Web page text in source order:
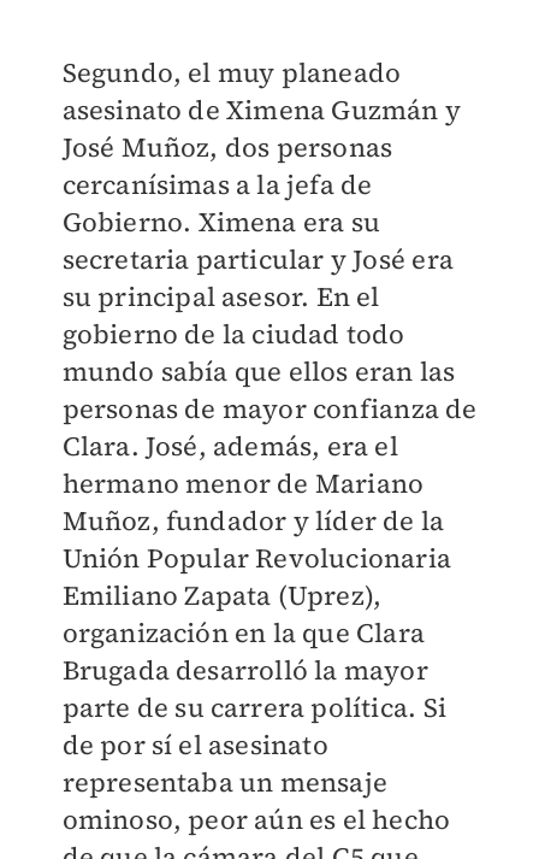
Segundo, el muy planeado
asesinato de Ximena Guzmán y
José Muñoz, dos personas
cercanísimas a la jefa de
Gobierno. Ximena era su
secretaria particular y José era
su principal asesor. En el
gobierno de la ciudad todo
mundo sabía que ellos eran las
personas de mayor confianza de
Clara. José, además, era el
hermano menor de Mariano
Muñoz, fundador y líder de la
Unión Popular Revolucionaria
Emiliano Zapata (Uprez),
organización en la que Clara
Brugada desarrolló la mayor
parte de su carrera política. Si
de por sí el asesinato
representaba un mensaje
ominoso, peor aún es el hecho